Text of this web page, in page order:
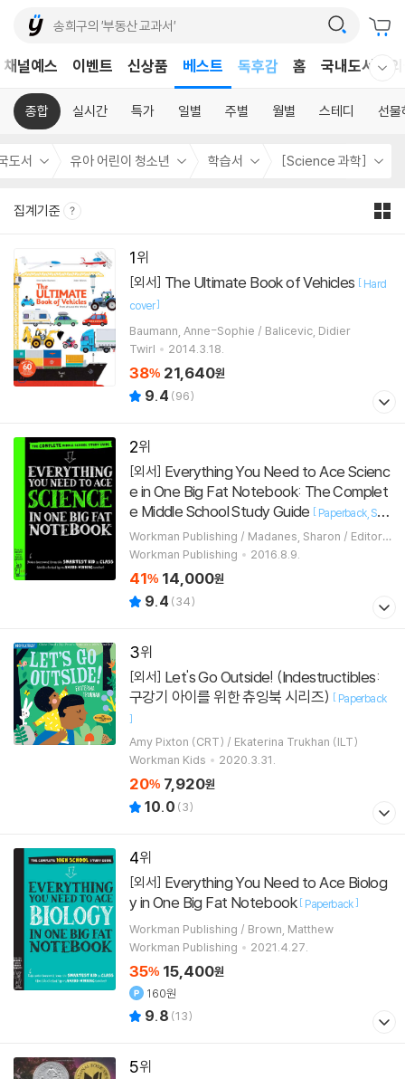
채널예스 이벤트 신상품 베스트
독후감
홈 국내도서
종합 실시간 특가 일별 주별 월별 스테디 선물
도서 유아 어린이 청소년 학습서 [Science 과학]
집계기준
1
[외서] The Ultimate Book of Vehicles [ Hard
cover]
Baumann, Anne-Sophie / Balicevic, Didier
Twirl
2014.3.18.
38% 21,640원
9.4 (96)
2
[외서]
e in One Big Fat Notebook: The Complet
e Middle School Study Guide [ Paperback Stu
dy Guide ]
Workman Publishing / Madanes, Sharon / Editors
of Brain Quest
Workman Publishing 2016.8.9.
41% 14,000원
9.4 (34)
3
[외서]
구강기 아이를 위한 츄잉북 시리즈) [ Paperback
]
Amy Pixton (CRT) / Ekaterina Trukhan (ILT)
Workman Kids
2020.3.31.
20% 7,920원
10.0 (3)
4
[외서]
y in One Big Fat Notebook [ Paperback]
Workman Publishing / Brown, Matthew
Workman Publishing
2021.4.27.
35% 15,400원
160원
9.8 (13)
5